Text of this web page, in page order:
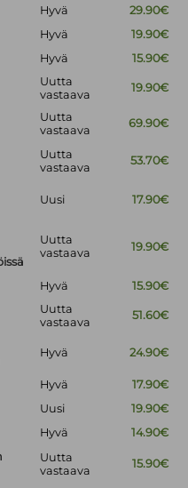
Hyvä
29.90€
Hyvä
19.90€
Hyvä 15.90€
Uutta
vastaava
19.90€
Uutta
vastaava
69.90€
Uutta
vastaava
53.70€
Uusi 17.90€
Uutta
vastaava
19.90€
Hyvä 15.90€
Uutta
vastaava
51.60€
Hyvä 24.90€
Hyvä
17.90€
Uusi
19.90€
Hyvä
14.90€
Uutta
vastaava
15.90€